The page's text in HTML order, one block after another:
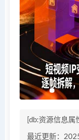
[db:资源信息属
最近更新：